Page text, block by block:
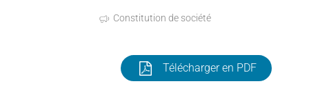
Constitution de société
Télécharger en PDF